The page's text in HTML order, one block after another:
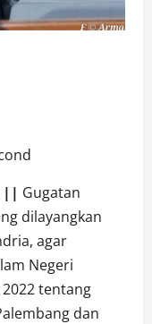
|| Gugatan
dilayangkan
agar
Negeri
tentang
dan